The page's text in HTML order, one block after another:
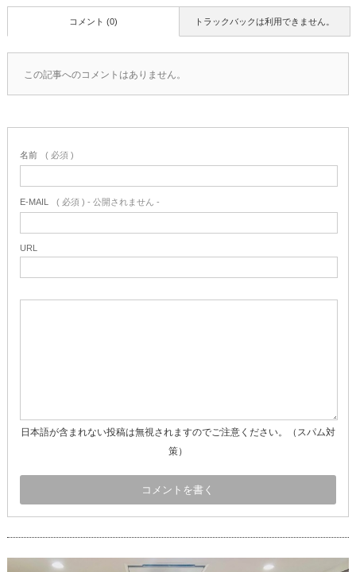
トラックバックは利用できません。
コメント (0)
この記事へのコメントはありません。
名前 ( 必須 )
E-MAIL ( 必須 ) - 公開されません -
URL
日本語が含まれない投稿は無視されますのでご注意ください。（スパム対
策）